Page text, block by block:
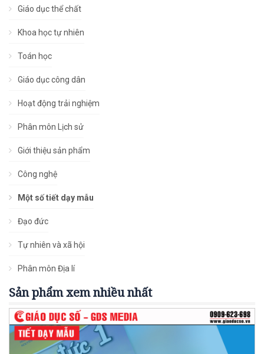
Giáo dục thể chất
Khoa học tự nhiên
Toán học
Giáo dục công dân
Hoạt động trải nghiệm
Phân môn Lịch sử
Giới thiệu sản phẩm
Công nghệ
Một số tiết dạy mẫu
Đạo đức
Tự nhiên và xã hội
Phân môn Địa lí
Sản phẩm xem nhiều nhất